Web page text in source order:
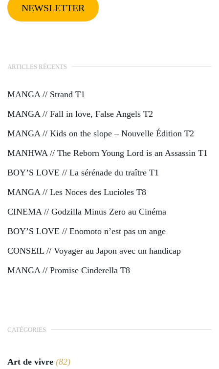
NEWSLETTER
ARTICLES RÉCENTS
MANGA // Strand T1
MANGA // Fall in love, False Angels T2
MANGA // Kids on the slope – Nouvelle Édition T2
MANHWA // The Reborn Young Lord is an Assassin T1
BOY’S LOVE // La sérénade du traître T1
MANGA // Les Noces des Lucioles T8
CINEMA // Godzilla Minus Zero au Cinéma
BOY’S LOVE // Enomoto n’est pas un ange
CONSEIL // Voyager au Japon avec un handicap
MANGA // Promise Cinderella T8
CATÉGORIES
Art de vivre (82)